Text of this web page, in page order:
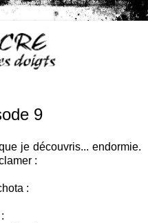
9
je découvris... endormie.
:
: